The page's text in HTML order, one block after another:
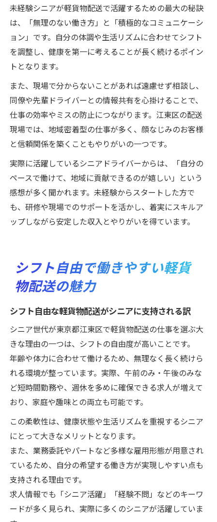
未経験シニアが軽貨物配送で活躍するための最大の秘訣
は、「無理のない働き方」と「積極的なコミュニケーシ
ョン」です。自分の体調や生活リズムに合わせてシフト
を調整し、健康を第一に考えることが長く続けるポイン
トとなります。
また、現場で分からないことがあれば遠慮せず相談し、
同僚や先輩ドライバーとの情報共有を心掛けることで、
仕事の効率やミスの防止につながります。江東区の配送
現場では、地域密着型の仕事が多く、顔なじみのお客様
と信頼関係を築くこともやりがいの一つです。
実際に活躍しているシニアドライバーからは、「自分の
ペースで働けて、地域に貢献できるのが嬉しい」という
感想が多く聞かれます。未経験からスタートした方で
も、研修や現場でのサポートを活かし、着実にスキルア
ップしながら安定した収入とやりがいを得ています。
シフト自由で働きやすい軽貨
物配送の魅力
シフト自由な軽貨物配送がシニアに支持される訳
シニア世代が東京都江東区で軽貨物配送の仕事を選ぶ大
きな理由の一つは、シフトの自由度が高いことです。
年齢や体力に合わせて働けるため、無理なく長く続けら
れる環境が整っています。実際、午前のみ・午後のみな
ど短時間勤務や、週休を多めに確保できる求人が増えて
おり、家庭や趣味との両立も可能です。
この柔軟性は、健康状態や生活リズムを重視するシニア
にとって大きなメリットとなります。
また、業務委託やパートなど多様な雇用形態が用意され
ているため、自分の希望する働き方が実現しやすい点も
支持される理由です。
求人情報でも「シニア活躍」「経験不問」などのキーワ
ードが多く見られ、実際に多くのシニアが活躍していま